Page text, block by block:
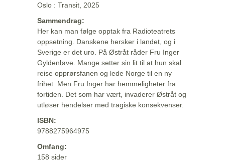
Oslo : Transit, 2025
Sammendrag:
Her kan man følge opptak fra Radioteatrets
oppsetning. Danskene hersker i landet, og i
Sverige er det uro. På Østråt råder Fru Inger
Gyldenløve. Mange setter sin lit til at hun skal
reise opprørsfanen og lede Norge til en ny
frihet. Men Fru Inger har hemmeligheter fra
fortiden. Det som har vært, invaderer Østråt og
utløser hendelser med tragiske konsekvenser.
ISBN:
9788275964975
Omfang:
158 sider